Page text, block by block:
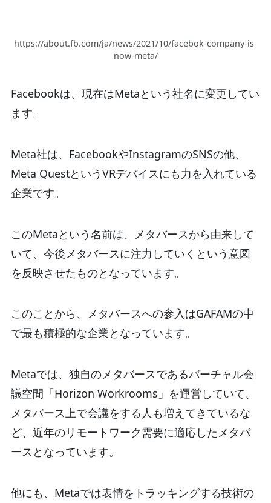
https://about.fb.com/ja/news/2021/10/facebok-company-is-
now-meta/
Facebookは、現在はMetaという社名に変更してい
ます。
Meta社は、FacebookやInstagramのSNSの他、
Meta QuestというVRデバイスにも力を入れている
企業です。
このMetaという名前は、メタバースから由来して
いて、今後メタバースに注力していくという意図
を反映させたものとなっています。
このことから、メタバースへの参入はGAFAMの中
で最も積極的な企業となっています。
Metaでは、独自のメタバースであるバーチャル会
議空間「Horizon Workrooms」を運営していて、
メタバース上で会議をする人も増えてきているな
ど、近年のリモートワーク需要に適応したメタバ
ースとなっています。
他にも、Metaでは表情をトラッキングする技術の